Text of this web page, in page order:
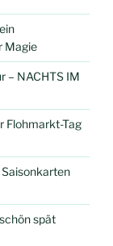
Magie
– NACHTS IM
Flohmarkt-Tag
spät